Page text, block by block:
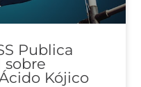
Publica
sobre
Kójico